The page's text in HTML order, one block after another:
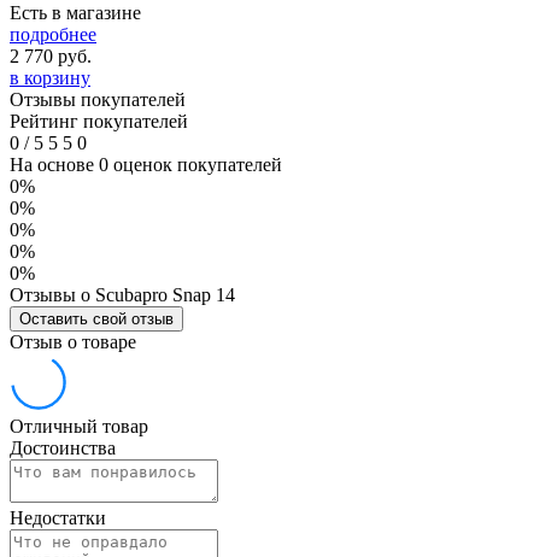
Есть в магазине
подробнее
2 770 руб.
в корзину
Отзывы покупателей
Рейтинг покупателей
0 /5 5 5 0
На основе 0 оценок покупателей
0%
0%
0%
0%
0%
Отзывы о Scubapro Snap 14
Оставить свой отзыв
Отзыв о товаре
Отличный товар
Достоинства
Недостатки